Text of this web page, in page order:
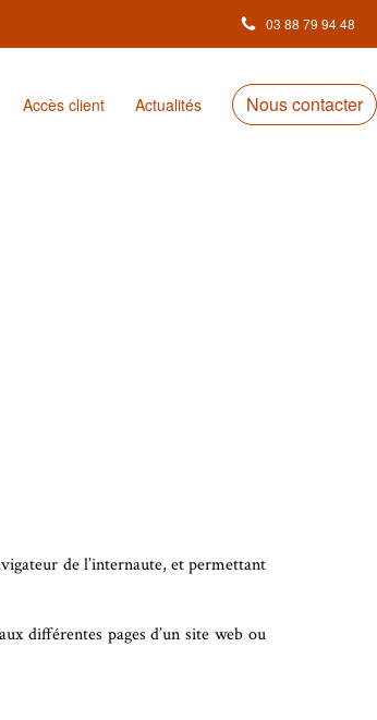
03 88 79 94 48
Accès client Actualités Nous contacter
de l’internaute, et permettant
différentes pages d’un site web ou